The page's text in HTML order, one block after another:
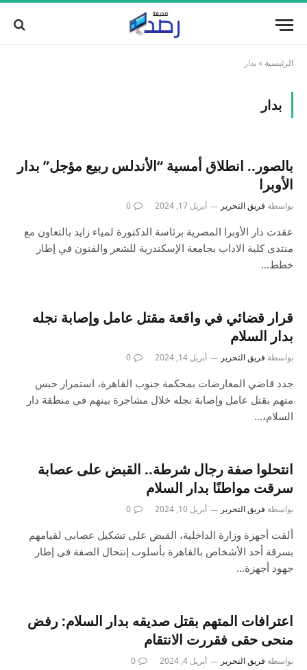
الرئيسية »بدار
بدار
بالصور.. انطلاق أمسية “الأندلس ربيع مؤجل” بدار
الأوبرا
بواسطة فريق التحرير أبريل 17, 2024 0
عقدت دار الأوبرا المصرية برئاسة الدكتورة لمياء زايد بالتعاون مع
منتدى كلية الاداب بجامعة الإسكندرية للشعر والفنون في إطار
خطط…
قرار قضائي في واقعة مقتل عامل وإصابة نجله
بدار السلام
بواسطة فريق التحرير أبريل 14, 2024 0
جدد قاضي المعارضات بمحكمة جنوب القاهرة، استمرار حبس
متهم بقتل عامل وإصابة نجله خلال مشاجرة بينهم في منطقة دار
السلام،…
انتحلوا صفة رجال شرطة.. القبض على عصابة
سرقت مواطنًا بدار السلام
بواسطة فريق التحرير أبريل 10, 2024 0
ألقت أجهزة وزارة الداخلية، القبض على تشكيل عصابى لقيامهم
بسرقة أحد الأشخاص بالقاهرة بأسلوب إنتحال الصفة فى إطار
جهود أجهزة…
اعترافات المتهم بقتل صديقه بدار السلام: رفض
منحى حقى فقررت الانتقام
بواسطة فريق التحرير أبريل 4, 2024 0